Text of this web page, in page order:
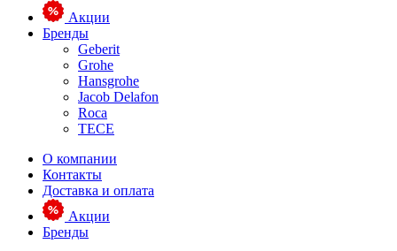
Акции
Бренды
Geberit
Grohe
Hansgrohe
Jacob Delafon
Roca
TECE
О компании
Контакты
Доставка и оплата
Акции
Бренды